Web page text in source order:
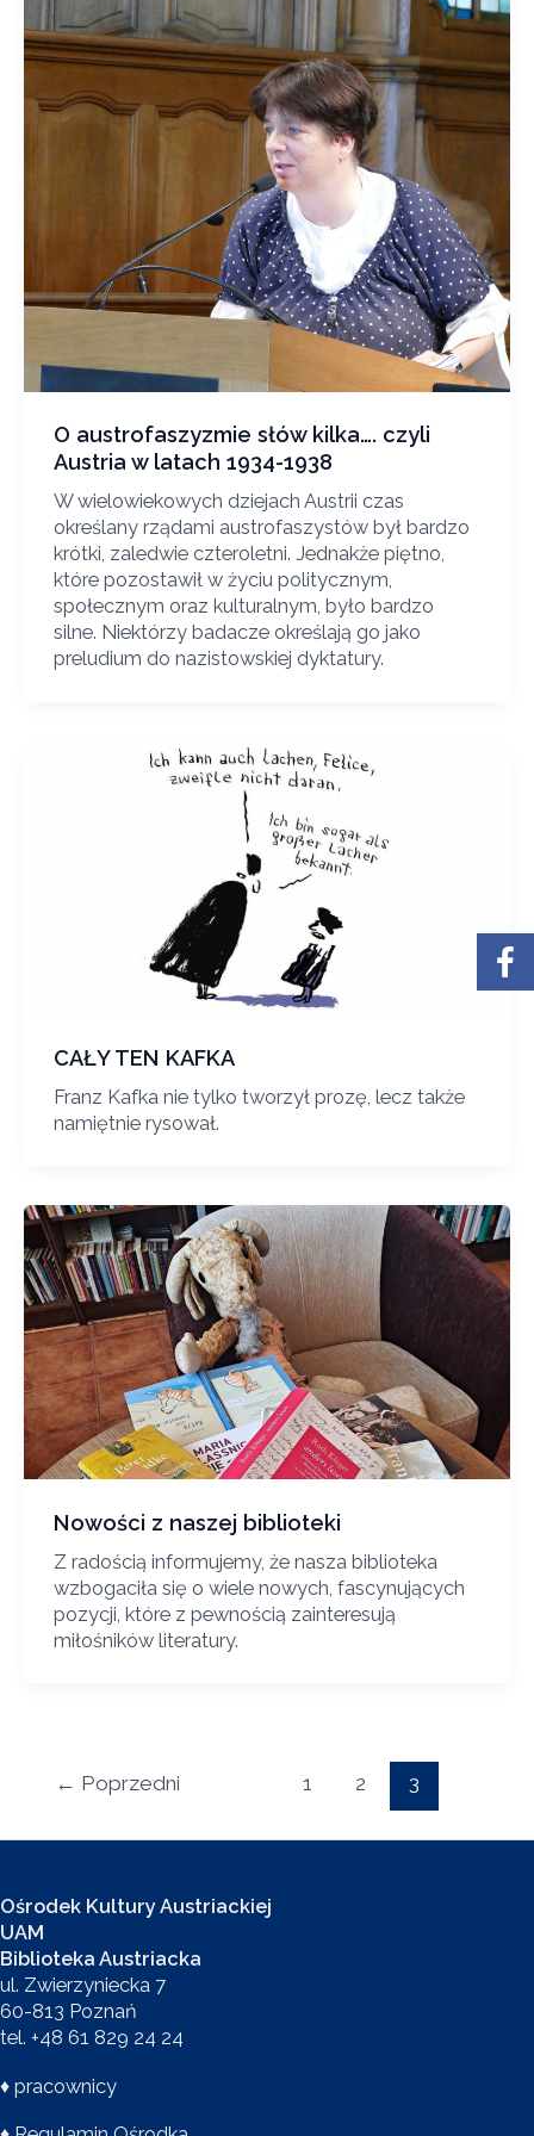
O austrofaszyzmie słów kilka…. czyli
Austria w latach 1934-1938
W wielowiekowych dziejach Austrii czas
określany rządami austrofaszystów był bardzo
krótki, zaledwie czteroletni. Jednakże piętno,
które pozostawił w życiu politycznym,
społecznym oraz kulturalnym, było bardzo
silne. Niektórzy badacze określają go jako
preludium do nazistowskiej dyktatury.
CAŁY TEN KAFKA
Franz Kafka nie tylko tworzył prozę, lecz także
namiętnie rysował.
Nowości z naszej biblioteki
Z radością informujemy, że nasza biblioteka
wzbogaciła się o wiele nowych, fascynujących
pozycji, które z pewnością zainteresują
miłośników literatury.
← Poprzedni 1 2 3
Ośrodek Kultury Austriackiej
UAM
Biblioteka Austriacka
ul. Zwierzyniecka 7
60-813 Poznań
tel. +48 61 829 24 24
♦ pracownicy